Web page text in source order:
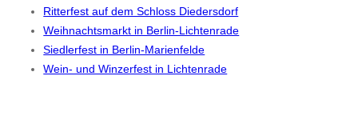
Ritterfest auf dem Schloss Diedersdorf
Weihnachtsmarkt in Berlin-Lichtenrade
Siedlerfest in Berlin-Marienfelde
Wein- und Winzerfest in Lichtenrade